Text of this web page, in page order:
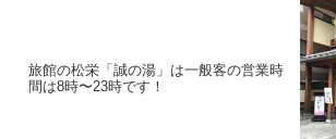
旅館の松栄「誠の湯」は一般客の営業時
間は8時〜23時です！